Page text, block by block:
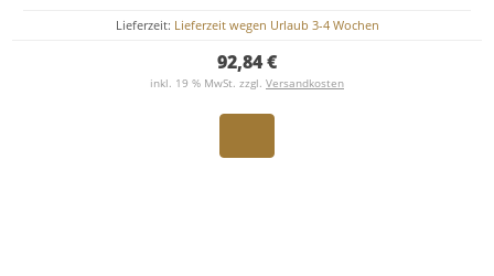
Lieferzeit: Lieferzeit wegen Urlaub 3-4 Wochen
92,84 €
inkl. 19 % MwSt. zzgl. Versandkosten